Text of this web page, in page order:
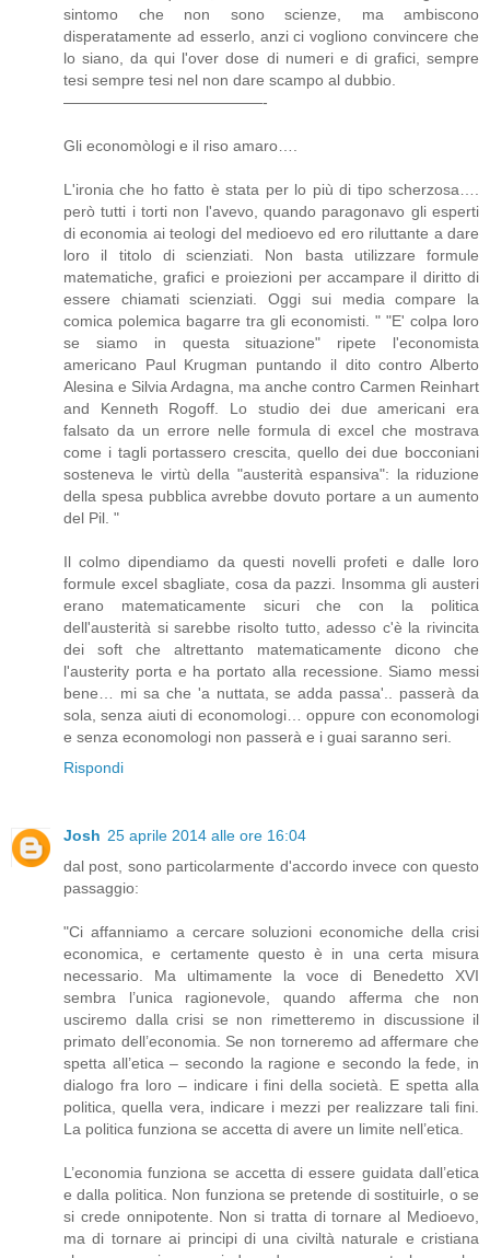
sintomo che non sono scienze, ma ambiscono
disperatamente ad esserlo, anzi ci vogliono convincere che
lo siano, da qui l'over dose di numeri e di grafici, sempre
tesi sempre tesi nel non dare scampo al dubbio.
—————————————-
Gli economòlogi e il riso amaro….
L'ironia che ho fatto è stata per lo più di tipo scherzosa….
però tutti i torti non l'avevo, quando paragonavo gli esperti
di economia ai teologi del medioevo ed ero riluttante a dare
loro il titolo di scienziati. Non basta utilizzare formule
matematiche, grafici e proiezioni per accampare il diritto di
essere chiamati scienziati. Oggi sui media compare la
comica polemica bagarre tra gli economisti. " "E' colpa loro
se siamo in questa situazione" ripete l'economista
americano Paul Krugman puntando il dito contro Alberto
Alesina e Silvia Ardagna, ma anche contro Carmen Reinhart
and Kenneth Rogoff. Lo studio dei due americani era
falsato da un errore nelle formula di excel che mostrava
come i tagli portassero crescita, quello dei due bocconiani
sosteneva le virtù della "austerità espansiva": la riduzione
della spesa pubblica avrebbe dovuto portare a un aumento
del Pil. "
Il colmo dipendiamo da questi novelli profeti e dalle loro
formule excel sbagliate, cosa da pazzi. Insomma gli austeri
erano matematicamente sicuri che con la politica
dell'austerità si sarebbe risolto tutto, adesso c'è la rivincita
dei soft che altrettanto matematicamente dicono che
l'austerity porta e ha portato alla recessione. Siamo messi
bene… mi sa che 'a nuttata, se adda passa'.. passerà da
sola, senza aiuti di economologi… oppure con economologi
e senza economologi non passerà e i guai saranno seri.
Rispondi
Josh 25 aprile 2014 alle ore 16:04
dal post, sono particolarmente d'accordo invece con questo
passaggio:
"Ci affanniamo a cercare soluzioni economiche della crisi
economica, e certamente questo è in una certa misura
necessario. Ma ultimamente la voce di Benedetto XVI
sembra l’unica ragionevole, quando afferma che non
usciremo dalla crisi se non rimetteremo in discussione il
primato dell’economia. Se non torneremo ad affermare che
spetta all’etica – secondo la ragione e secondo la fede, in
dialogo fra loro – indicare i fini della società. E spetta alla
politica, quella vera, indicare i mezzi per realizzare tali fini.
La politica funziona se accetta di avere un limite nell’etica.
L’economia funziona se accetta di essere guidata dall’etica
e dalla politica. Non funziona se pretende di sostituirle, o se
si crede onnipotente. Non si tratta di tornare al Medioevo,
ma di tornare ai principi di una civiltà naturale e cristiana